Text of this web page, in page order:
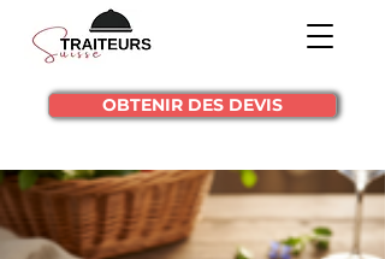
OBTENIR DES DEVIS